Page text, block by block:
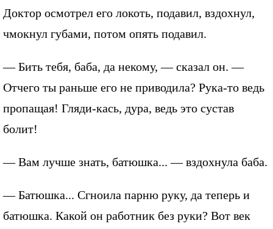
Доктор осмотрел его локоть, подавил, вздохнул,
чмокнул губами, потом опять подавил.
— Бить тебя, баба, да некому, — сказал он. —
Отчего ты раньше его не приводила? Рука-то ведь
пропащая! Гляди-кась, дура, ведь это сустав
болит!
— Вам лучше знать, батюшка... — вздохнула баба.
— Батюшка... Сгноила парню руку, да теперь и
батюшка. Какой он работник без руки? Вот век